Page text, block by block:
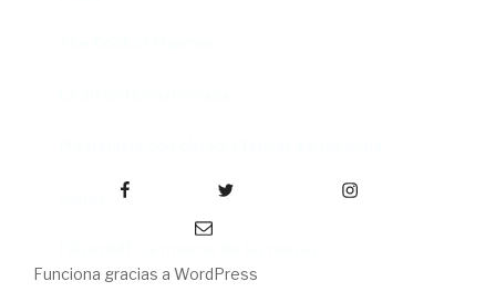
Correo electrónico
Funciona gracias a WordPress